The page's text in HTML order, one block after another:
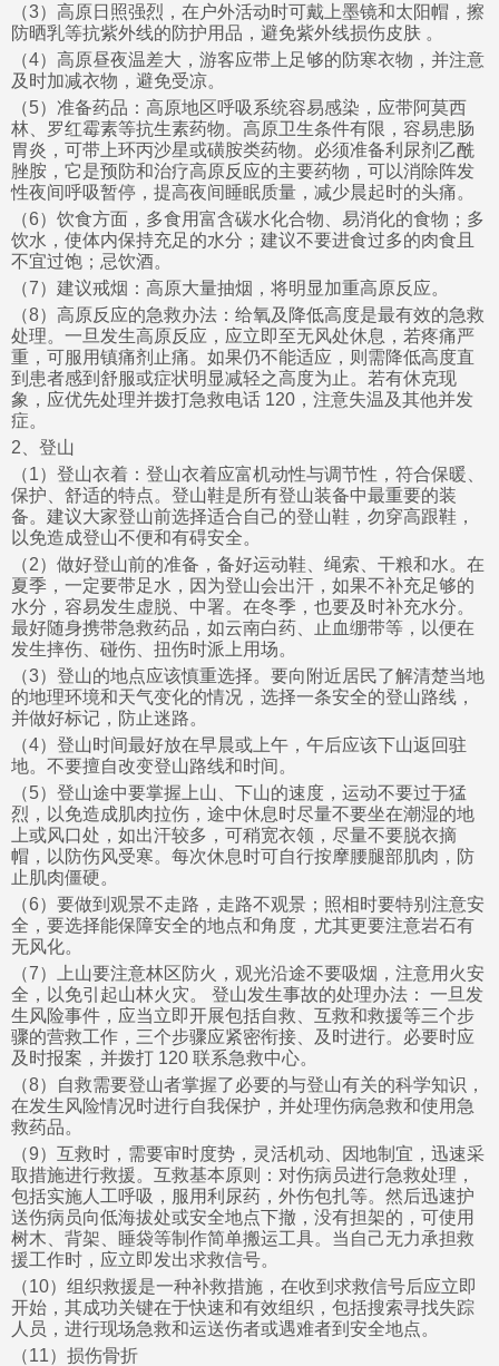
（3）高原日照强烈，在户外活动时可戴上墨镜和太阳帽，擦
防晒乳等抗紫外线的防护用品，避免紫外线损伤皮肤 。
（4）高原昼夜温差大，游客应带上足够的防寒衣物，并注意
及时加减衣物，避免受凉。
（5）准备药品：高原地区呼吸系统容易感染，应带阿莫西
林、罗红霉素等抗生素药物。高原卫生条件有限，容易患肠
胃炎，可带上环丙沙星或磺胺类药物。必须准备利尿剂乙酰
脞胺，它是预防和治疗高原反应的主要药物，可以消除阵发
性夜间呼吸暂停，提高夜间睡眠质量，减少晨起时的头痛。
（6）饮食方面，多食用富含碳水化合物、易消化的食物；多
饮水，使体内保持充足的水分；建议不要进食过多的肉食且
不宜过饱；忌饮酒。
（7）建议戒烟：高原大量抽烟，将明显加重高原反应。
（8）高原反应的急救办法：给氧及降低高度是最有效的急救
处理。一旦发生高原反应，应立即至无风处休息，若疼痛严
重，可服用镇痛剂止痛。如果仍不能适应，则需降低高度直
到患者感到舒服或症状明显减轻之高度为止。若有休克现
象，应优先处理并拨打急救电话 120，注意失温及其他并发
症。
2、登山
（1）登山衣着：登山衣着应富机动性与调节性，符合保暖、
保护、舒适的特点。登山鞋是所有登山装备中最重要的装
备。建议大家登山前选择适合自己的登山鞋，勿穿高跟鞋，
以免造成登山不便和有碍安全。
（2）做好登山前的准备，备好运动鞋、绳索、干粮和水。在
夏季，一定要带足水，因为登山会出汗，如果不补充足够的
水分，容易发生虚脱、中署。在冬季，也要及时补充水分。
最好随身携带急救药品，如云南白药、止血绷带等，以便在
发生摔伤、碰伤、扭伤时派上用场。
（3）登山的地点应该慎重选择。要向附近居民了解清楚当地
的地理环境和天气变化的情况，选择一条安全的登山路线，
并做好标记，防止迷路。
（4）登山时间最好放在早晨或上午，午后应该下山返回驻
地。不要擅自改变登山路线和时间。
（5）登山途中要掌握上山、下山的速度，运动不要过于猛
烈，以免造成肌肉拉伤，途中休息时尽量不要坐在潮湿的地
上或风口处，如出汗较多，可稍宽衣领，尽量不要脱衣摘
帽，以防伤风受寒。每次休息时可自行按摩腰腿部肌肉，防
止肌肉僵硬。
（6）要做到观景不走路，走路不观景；照相时要特别注意安
全，要选择能保障安全的地点和角度，尤其更要注意岩石有
无风化。
（7）上山要注意林区防火，观光沿途不要吸烟，注意用火安
全，以免引起山林火灾。 登山发生事故的处理办法： 一旦发
生风险事件，应当立即开展包括自救、互救和救援等三个步
骤的营救工作，三个步骤应紧密衔接、及时进行。必要时应
及时报案，并拨打 120 联系急救中心。
（8）自救需要登山者掌握了必要的与登山有关的科学知识，
在发生风险情况时进行自我保护，并处理伤病急救和使用急
救药品。
（9）互救时，需要审时度势，灵活机动、因地制宜，迅速采
取措施进行救援。互救基本原则：对伤病员进行急救处理，
包括实施人工呼吸，服用利尿药，外伤包扎等。然后迅速护
送伤病员向低海拔处或安全地点下撤，没有担架的，可使用
树木、背架、睡袋等制作简单搬运工具。当自己无力承担救
援工作时，应立即发出求救信号。
（10）组织救援是一种补救措施，在收到求救信号后应立即
开始，其成功关键在于快速和有效组织，包括搜索寻找失踪
人员，进行现场急救和运送伤者或遇难者到安全地点。
（11）损伤骨折